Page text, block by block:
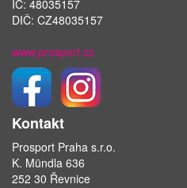
IČ: 48035157
DIČ: CZ48035157
www.prosport.cz
Kontakt
Prosport Praha s.r.o.
K. Mündla 636
252 30 Řevnice